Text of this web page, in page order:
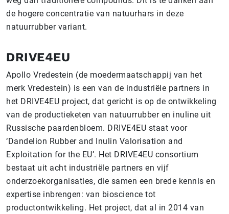
de hogere concentratie van natuurhars in deze
natuurrubber variant.
DRIVE4EU
Apollo Vredestein (de moedermaatschappij van het
merk Vredestein) is een van de industriële partners in
het DRIVE4EU project, dat gericht is op de ontwikkeling
van de productieketen van natuurrubber en inuline uit
Russische paardenbloem. DRIVE4EU staat voor
‘Dandelion Rubber and Inulin Valorisation and
Exploitation for the EU’. Het DRIVE4EU consortium
bestaat uit acht industriële partners en vijf
onderzoekorganisaties, die samen een brede kennis en
expertise inbrengen: van bioscience tot
productontwikkeling. Het project, dat al in 2014 van